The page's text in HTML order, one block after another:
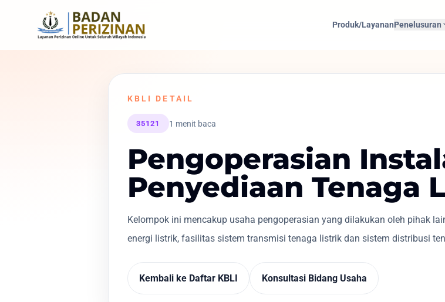
Produk/LayananPenelusuran
KBLI DETAIL
35121 1 menit baca
Pengoperasian
Penyediaan Tenaga
Kelompok ini mencakup usaha pengoperasian yang dilakukan oleh pihak
energi listrik, fasilitas sistem transmisi tenaga listrik dan sistem distribusi
Kembali ke Daftar KBLI Konsultasi Bidang Usaha